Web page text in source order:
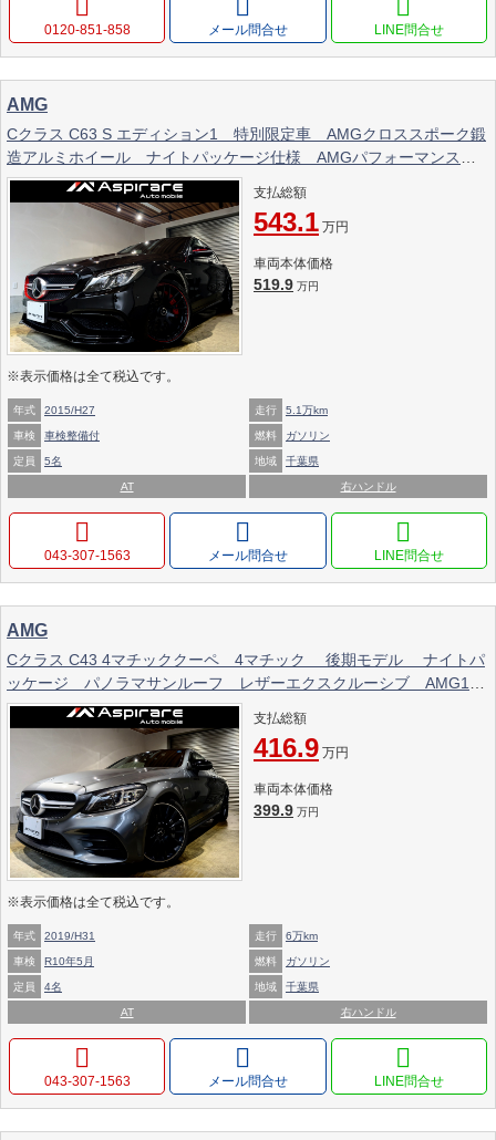
0120-851-858 メール問合せ
AMG
Cクラス C63 S エディション1 特別限定車 AMGクロススポーク鍛
造アルミホイール ナイトパッケージ仕様 AMGパフォーマンスシ
ート AMGレッドカーボン
支払総額
543.1 万円
車両本体価格
519.9 万円
※表示価格は全て税込です。
年式 2015/H27 走行 5.1万km
車検 車検整備付 燃料 ガソリン
定員 5名 地域 千葉県
AT 右ハンドル
043-307-1563 メール問合せ
AMG
Cクラス C43 4マチッククーペ 4マチック 後期モデル ナイトパ
ッケージ パノラマサンルーフ レザーエクスクルーシブ AMG19
インチアルミホイール ヘッドアップディスプレイ
支払総額
416.9 万円
車両本体価格
399.9 万円
※表示価格は全て税込です。
年式 2019/H31 走行 6万km
車検 R10年5月 燃料 ガソリン
定員 4名 地域 千葉県
AT 右ハンドル
043-307-1563 メール問合せ